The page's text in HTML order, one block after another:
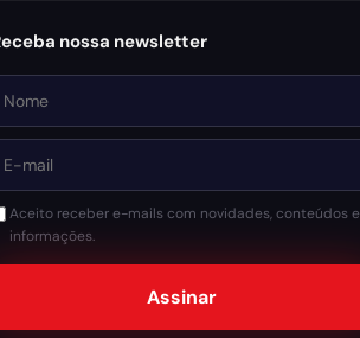
nossa newsletter
Aceito receber e-mails com novidades, conteúdos e
informações.
Assinar